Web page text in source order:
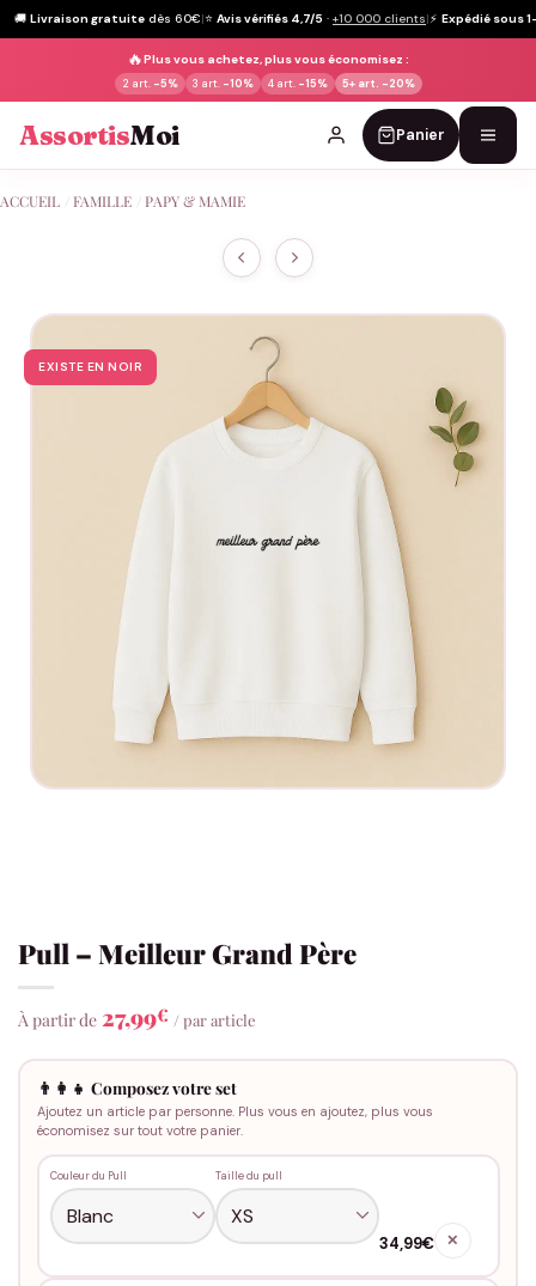
🚚 Livraison gratuite dès 60€|⭐ Avis vérifiés 4,7/5 · +10 000 clients|⚡ Expédié sous
🔥Plus vous achetez, plus vous économisez :
2 art. -5% 3 art. -10% 4 art. -15% 5+ art. -20%
AssortisMoi Panier
au
ACCUEIL FAMILLE PAPY & MAMIE
EXISTE EN NOIR
Pull – Meilleur Grand Père
À partir de 27,99€ / par article
👨‍👩‍👧 Composez votre set
Ajoutez un article par personne. Plus vous en ajoutez, plus vous
économisez sur tout votre panier.
Couleur du Pull Taille du pull
34,99€ ✕